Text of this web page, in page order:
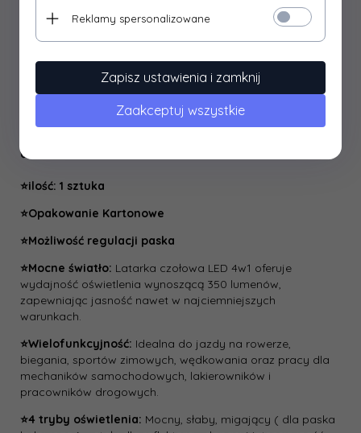
⭐⭐
Zasilana bateriami AAA i posiadająca odporność na
została zaprojektowana z myślą o trwałości i
niezawodności. Możesz polegać na niej w każdych
warunkach, bez względu na to, jak wymagające będą
✅ SPECYFIKACJA
⭐ilość: 1 sztuka
⭐Opakowanie Kartonowe
⭐Możliwość regulacji paska
⭐Mocne światło: Latarka czołowa LED 4w1 oferuje
wydajność oświetlenia wynoszącą 350 lumenów,
zapewniając jasność nawet w najciemniejszych
warunkach.
⭐Wielofunkcyjność: Idealna do jazdy na rowerze,
biegania, sportów zimowych, wędkowania oraz pracy dla
mechaników samochodowych, lakierowników i
pracowników drogowych.
⭐4 tryby oświetlenia: Mocny, słaby, migający ( dla paska
Reklamy spersonalizowane
Zapisz ustawienia i zamknij
Zaakceptuj wszystkie